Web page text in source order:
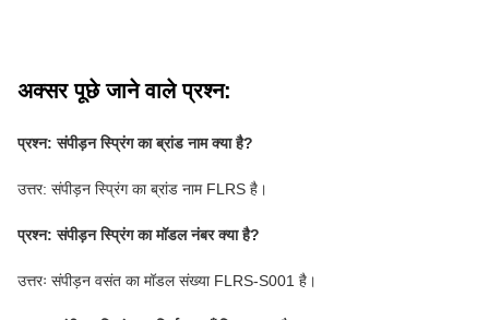
अक्सर पूछे जाने वाले प्रश्न:
प्रश्न: संपीड़न स्प्रिंग का ब्रांड नाम क्या है?
उत्तर: संपीड़न स्प्रिंग का ब्रांड नाम FLRS है।
प्रश्न: संपीड़न स्प्रिंग का मॉडल नंबर क्या है?
उत्तरः संपीड़न वसंत का मॉडल संख्या FLRS-S001 है।